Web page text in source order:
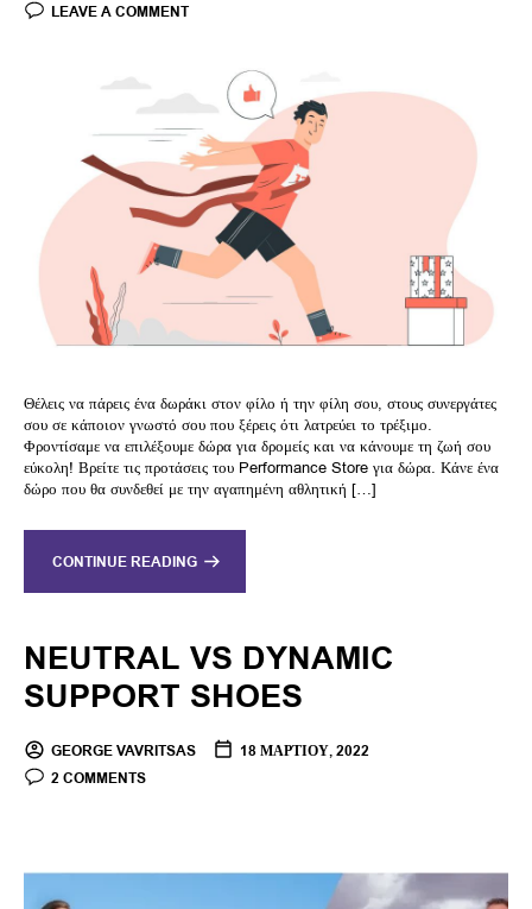
LEAVE A COMMENT
Θέλεις να πάρεις ένα δωράκι στον φίλο ή την φίλη σου, στους συνεργάτες
σου σε κάποιον γνωστό σου που ξέρεις ότι λατρεύει το τρέξιμο.
Φροντίσαμε να επιλέξουμε δώρα για δρομείς και να κάνουμε τη ζωή σου
εύκολη! Βρείτε τις προτάσεις του Performance Store για δώρα. Κάνε ένα
δώρο που θα συνδεθεί με την αγαπημένη αθλητική […]
CONTINUE READING
NEUTRAL VS DYNAMIC
SUPPORT SHOES
GEORGE VAVRITSAS
18 ΜΑΡΤΊΟΥ, 2022
2 COMMENTS